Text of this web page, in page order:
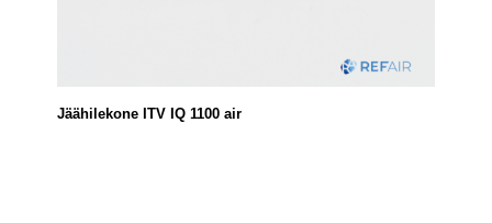
Jäähilekone ITV IQ 1100 air